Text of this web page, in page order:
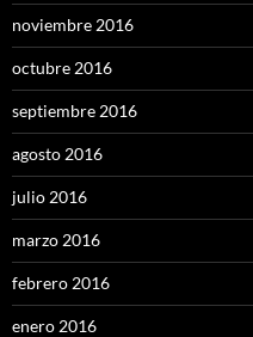
noviembre 2016
octubre 2016
septiembre 2016
agosto 2016
julio 2016
marzo 2016
febrero 2016
enero 2016